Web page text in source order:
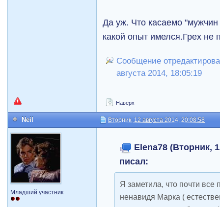
Да уж. Что касаемо
какой опыт имелся.Грех не
Сообщение
августа 2014, 18:05:19
Наверх
Neil Вторник, 12 августа 2014, 20:08:58
Младший участник
Elena78 (Вторник,
писал:
Я заметила, что почти
ненавидя Марка (